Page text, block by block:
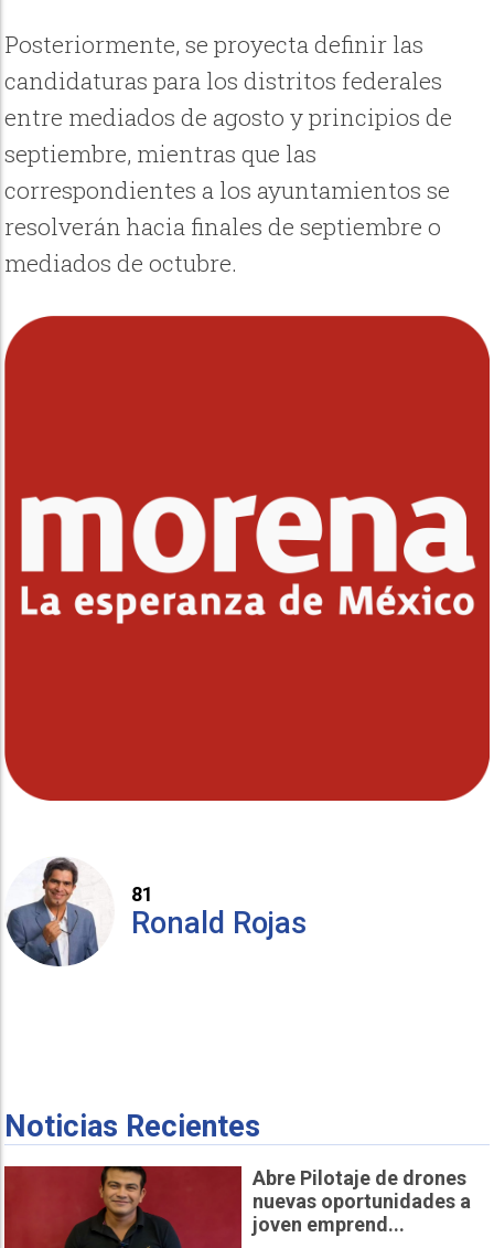
Posteriormente, se proyecta definir las
candidaturas para los distritos federales
entre mediados de agosto y principios de
septiembre, mientras que las
correspondientes a los ayuntamientos se
resolverán hacia finales de septiembre o
mediados de octubre.
81
Ronald Rojas
Noticias Recientes
Abre Pilotaje de drones
nuevas oportunidades a
joven emprend...